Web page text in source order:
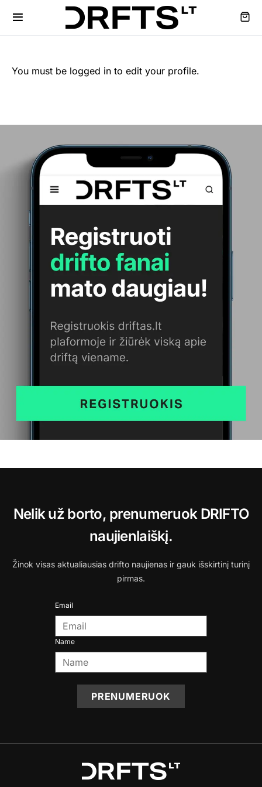
You must be logged in to edit your profile.
Nelik už borto, prenumeruok DRIFTO
naujienlaiškį.
Žinok visas aktualiausias drifto naujienas ir gauk išskirtinį turinį
pirmas.
Email
Name
PRENUMERUOK